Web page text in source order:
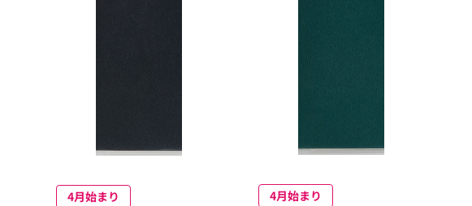
4月始まり 4月始まり